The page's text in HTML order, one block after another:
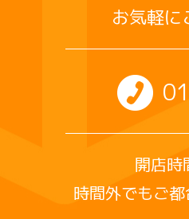
お気軽に
開店
時間外でもご